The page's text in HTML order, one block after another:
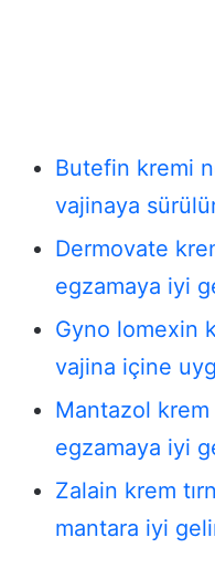
Butefin kremi
vajinaya
Dermovate
egzamaya iyi
Gyno lomexin
vajina içine
Mantazol
egzamaya iyi
Zalain krem
mantara iyi